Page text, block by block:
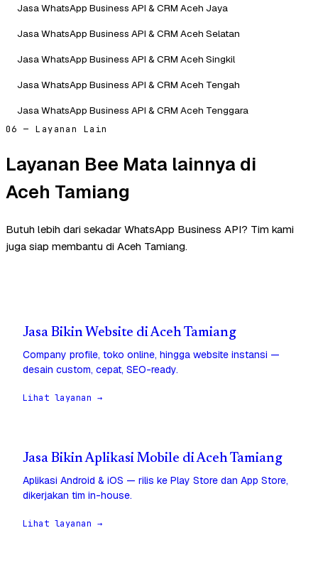
Jasa WhatsApp Business API & CRM Aceh Jaya
Jasa WhatsApp Business API & CRM Aceh Selatan
Jasa WhatsApp Business API & CRM Aceh Singkil
Jasa WhatsApp Business API & CRM Aceh Tengah
Jasa WhatsApp Business API & CRM Aceh Tenggara
06 — Layanan Lain
Layanan Bee Mata lainnya di
Aceh Tamiang
Butuh lebih dari sekadar WhatsApp Business API? Tim kami
juga siap membantu di Aceh Tamiang.
Jasa Bikin Website di Aceh Tamiang
Company profile, toko online, hingga website instansi —
desain custom, cepat, SEO-ready.
Lihat layanan →
Jasa Bikin Aplikasi Mobile di Aceh Tamiang
Aplikasi Android & iOS — rilis ke Play Store dan App Store,
dikerjakan tim in-house.
Lihat layanan →